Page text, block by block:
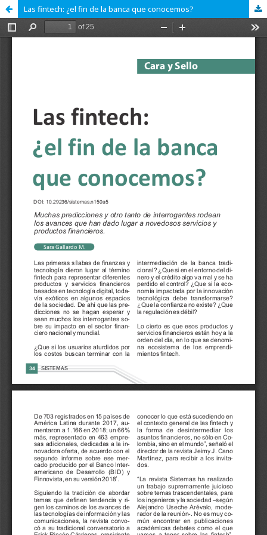
Las fintech: ¿el fin de la banca que conocemos?